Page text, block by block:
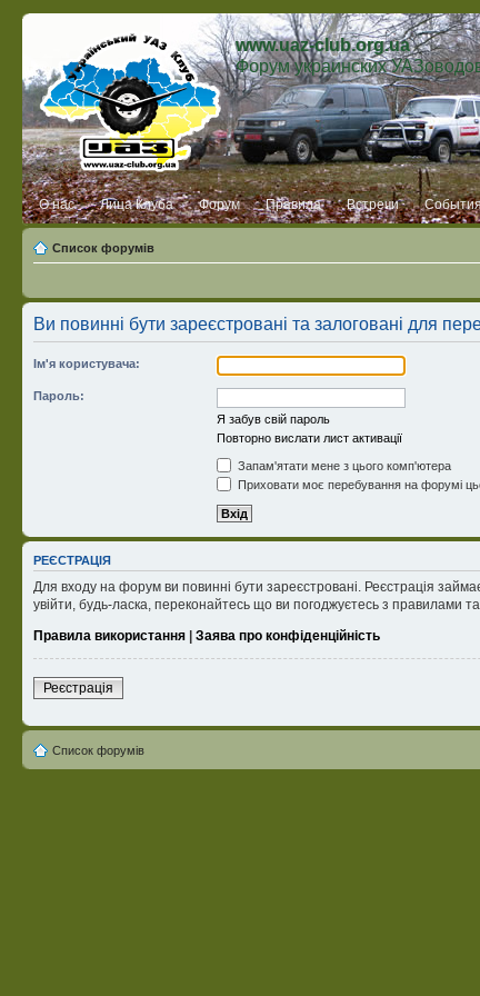
www.uaz-club.org.ua
Форум украинских
О нас Лица Клуба Форум Правила Встречи
Список форумів
Ви повинні бути зареєстровані та залоговані для
Ім'я користувача:
Пароль:
Я забув свій пароль
Повторно вислати лист активації
Запам'ятати мене з цього комп'ютера
Приховати моє перебування на форумі
РЕЄСТРАЦІЯ
Для входу на форум ви повинні бути зареєстровані. Реєстрація
увійти, будь-ласка, переконайтесь що ви погоджуєтесь з правилами
Правила використання | Заява про конфіденційність
Реєстрація
Список форумів